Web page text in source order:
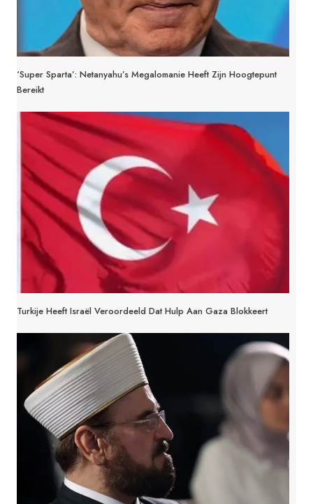
‘Super Sparta’: Netanyahu’s Megalomanie Heeft Zijn Hoogtepunt
Bereikt
Turkije Heeft Israël Veroordeeld Dat Hulp Aan Gaza Blokkeert